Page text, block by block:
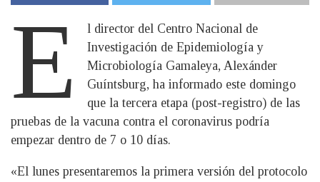
E
l director del Centro Nacional de
Investigación de Epidemiología y
Microbiología Gamaleya, Alexánder
Guíntsburg, ha informado este domingo
que la tercera etapa (post-registro) de las
pruebas de la vacuna contra el coronavirus podría
empezar dentro de 7 o 10 días.
«El lunes presentaremos la primera versión del protocolo